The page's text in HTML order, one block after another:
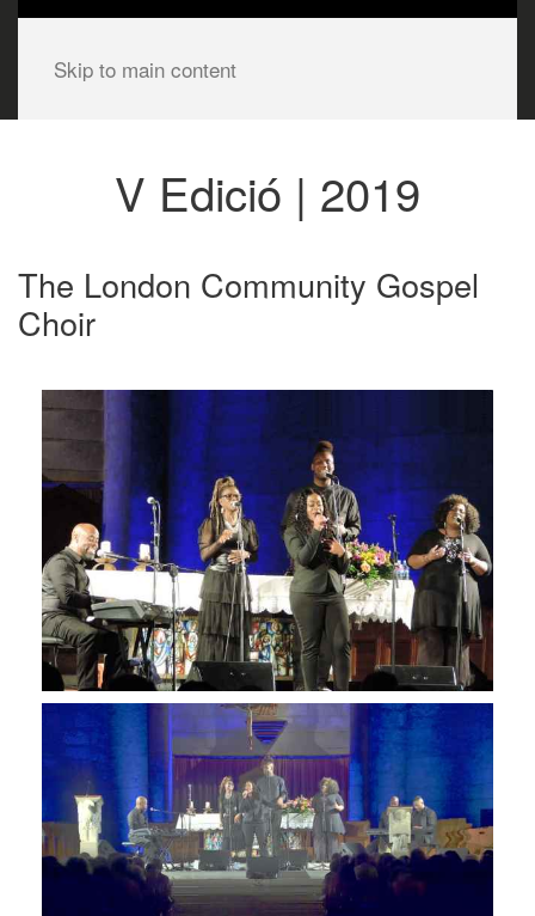
Skip to main content
V Edició | 2019
The London Community Gospel
Choir